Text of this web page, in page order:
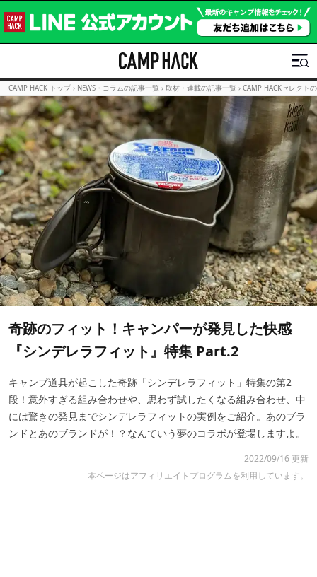
CAMP HACK トップ › NEWS・コラムの記事一覧 › 取材・連載の記事一覧 › CAMP HACKセレクト
奇跡のフィット！キャンパーが発見した快感
『シンデレラフィット』特集 Part.2
キャンプ道具が起こした奇跡「シンデレラフィット」特集の第2
段！意外すぎる組み合わせや、思わず試したくなる組み合わせ、中
には驚きの発見までシンデレラフィットの実例をご紹介。あのブラ
ンドとあのブランドが！？なんていう夢のコラボが登場しますよ。
2022/09/16 更新
本ページはアフィリエイトプログラムを利用しています。